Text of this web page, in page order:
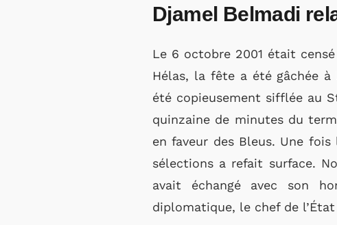
Djamel Belmadi
Le 6 octobre 2001 était
Hélas, la fête a été gâchée à
été copieusement sifflée au
quinzaine de minutes du
en faveur des Bleus. Une
sélections a refait surface.
avait échangé avec son
diplomatique, le chef de